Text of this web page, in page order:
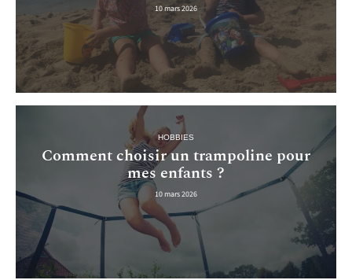
10 mars 2026
HOBBIES
Comment choisir un trampoline pour
mes enfants ?
10 mars 2026